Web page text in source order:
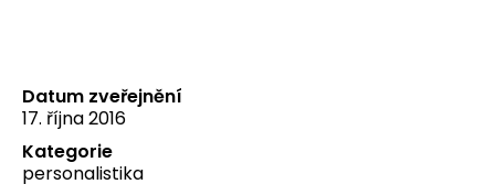
Datum zveřejnění
17. října 2016
Kategorie
personalistika